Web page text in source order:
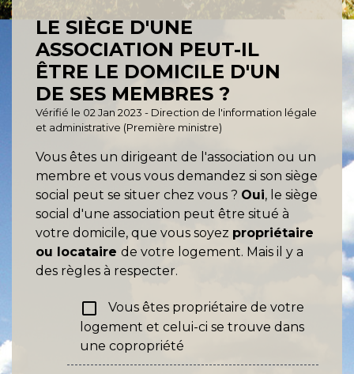
LE SIÈGE D'UNE
ASSOCIATION PEUT-IL
ÊTRE LE DOMICILE D'UN
DE SES MEMBRES ?
Vérifié le 02 Jan 2023 - Direction de l'information légale
et administrative (Première ministre)
Vous êtes un dirigeant de l'association ou un
membre et vous vous demandez si son siège
social peut se situer chez vous ? Oui, le siège
social d'une association peut être situé à
votre domicile, que vous soyez propriétaire
ou locataire de votre logement. Mais il y a
des règles à respecter.
check_box_outline_blank
Vous êtes propriétaire de votre
logement et celui-ci se trouve dans
une copropriété